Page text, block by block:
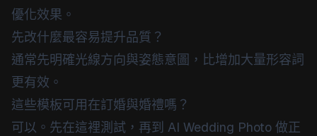
優化效果。
先改什麼最容易提升品質？
通常先明確光線方向與姿態意圖，比增加大量形容詞
更有效。
這些模板可用在訂婚與婚禮嗎？
可以。先在這裡測試，再到 AI Wedding Photo 做正